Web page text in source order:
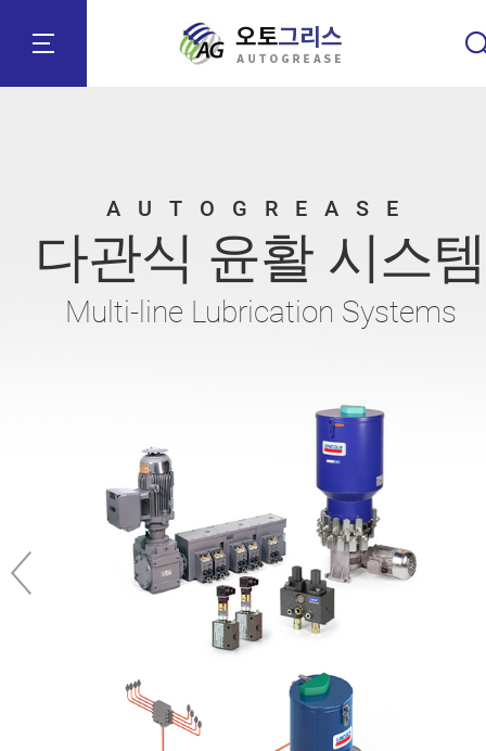
AUTOGREASE
이관식 윤활 시스템
Dual-line Lubrication Systems